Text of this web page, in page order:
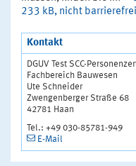
233 kB, nicht
Kontakt
DGUV Test SCC-
Fachbereich Bauwesen
Ute Schneider
Zwengenberger Straße 68
42781 Haan
Tel.: +49 030-85781-949
E-Mail